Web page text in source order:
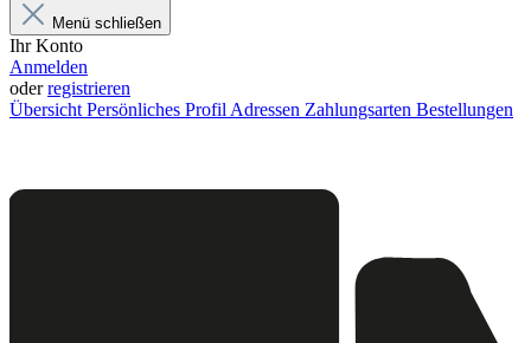
Menü schließen
Ihr Konto
Anmelden
oderregistrieren
Übersicht Persönliches Profil Adressen Zahlungsarten Bestellungen